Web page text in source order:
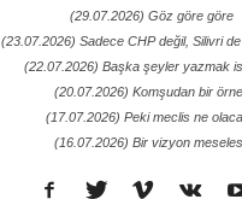
(29.07.2026) Göz göre göre
(23.07.2026) Sadece CHP değil, Silivri
(22.07.2026) Başka şeyler yazmak
(20.07.2026) Komşudan bir
(17.07.2026) Peki meclis ne
(16.07.2026) Bir vizyon